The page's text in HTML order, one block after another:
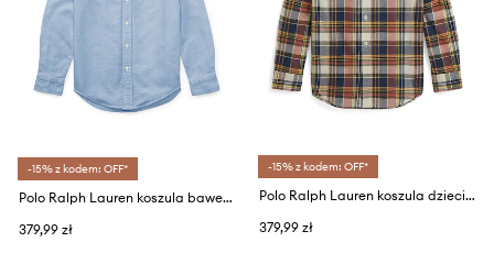
-15% z kodem: OFF*
Polo Ralph Lauren koszula bawełniana dziecięca 323819238002
379,99 zł
-15% z kodem: OFF*
Polo Ralph Lauren koszula dziecięca bawełniana
379,99 zł